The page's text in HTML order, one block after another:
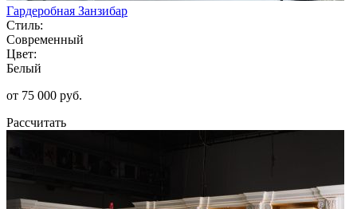
Гардеробная Занзибар
Стиль:
Современный
Цвет:
Белый
от 75 000 руб.
Рассчитать